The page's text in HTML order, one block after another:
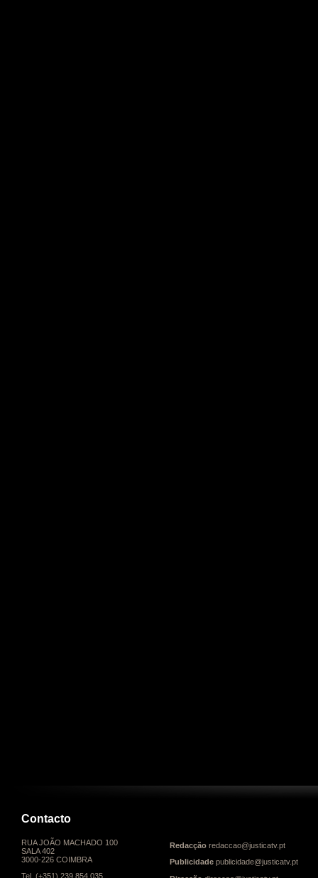
Contacto
RUA JOÃO MACHADO 100
SALA 402
3000-226 COIMBRA
Tel. (+351) 239 854 035
Redacção redaccao@justicatv.pt
Publicidade publicidade@justicatv.pt